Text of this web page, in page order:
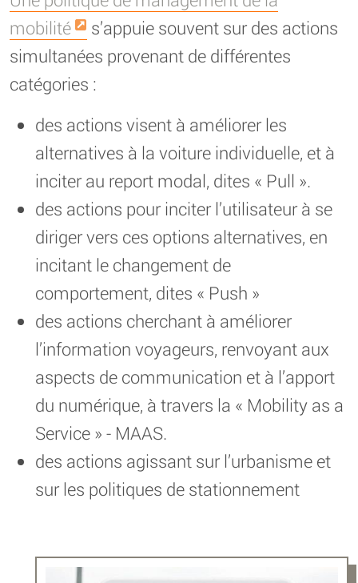
mobilité
s’appuie souvent sur des actions
simultanées provenant de différentes
catégories :
des actions visent à améliorer les
alternatives à la voiture individuelle, et à
inciter au report modal, dites « Pull ».
des actions pour inciter l’utilisateur à se
diriger vers ces options alternatives, en
incitant le changement de
comportement, dites « Push »
des actions cherchant à améliorer
l’information voyageurs, renvoyant aux
aspects de communication et à l’apport
du numérique, à travers la « Mobility as a
Service » - MAAS.
des actions agissant sur l’urbanisme et
sur les politiques de stationnement